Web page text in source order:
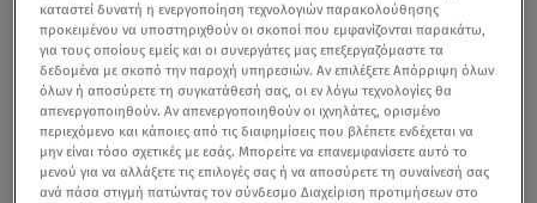
καταστεί δυνατή η ενεργοποίηση τεχνολογιών παρακολούθησης
προκειμένου να υποστηριχθούν οι σκοποί που εμφανίζονται παρακάτω,
για τους οποίους εμείς και οι συνεργάτες μας επεξεργαζόμαστε τα
δεδομένα με σκοπό την παροχή υπηρεσιών. Αν επιλέξετε Απόρριψη όλων
όλων ή αποσύρετε τη συγκατάθεσή σας, οι εν λόγω τεχνολογίες θα
απενεργοποιηθούν. Αν απενεργοποιηθούν οι ιχνηλάτες, ορισμένο
περιεχόμενο και κάποιες από τις διαφημίσεις που βλέπετε ενδέχεται να
μην είναι τόσο σχετικές με εσάς. Μπορείτε να επανεμφανίσετε αυτό το
μενού για να αλλάξετε τις επιλογές σας ή να αποσύρετε τη συναίνεσή σας
ανά πάσα στιγμή πατώντας τον σύνδεσμο Διαχείριση προτιμήσεων στο